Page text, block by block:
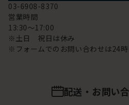
03-6908-8370
営業時間
13:30～17:00
※土日 祝日は休み
※フォームでのお問い合わせは24時
配送・お問い